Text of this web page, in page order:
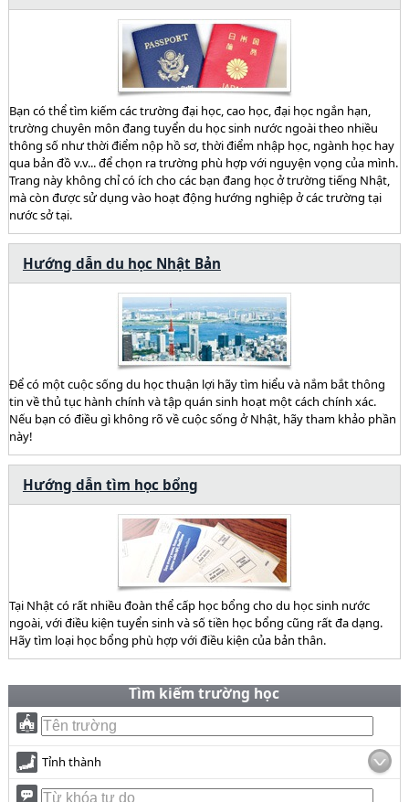
Bạn có thể tìm kiếm các trường đại học, cao học, đại học ngắn hạn,
trường chuyên môn đang tuyển du học sinh nước ngoài theo nhiều
thông số như thời điểm nộp hồ sơ, thời điểm nhập học, ngành học hay
qua bản đồ v.v... để chọn ra trường phù hợp với nguyện vọng của mình.
Trang này không chỉ có ích cho các bạn đang học ở trường tiếng Nhật,
mà còn được sử dụng vào hoạt động hướng nghiệp ở các trường tại
nước sở tại.
Hướng dẫn du học Nhật Bản
Để có một cuộc sống du học thuận lợi hãy tìm hiểu và nắm bắt thông
tin về thủ tục hành chính và tập quán sinh hoạt một cách chính xác.
Nếu bạn có điều gì không rõ về cuộc sống ở Nhật, hãy tham khảo phần
này!
Hướng dẫn tìm học bổng
Tại Nhật có rất nhiều đoàn thể cấp học bổng cho du học sinh nước
ngoài, với điều kiện tuyển sinh và số tiền học bổng cũng rất đa dạng.
Hãy tìm loại học bổng phù hợp với điều kiện của bản thân.
Tìm kiếm trường học
Tỉnh thành